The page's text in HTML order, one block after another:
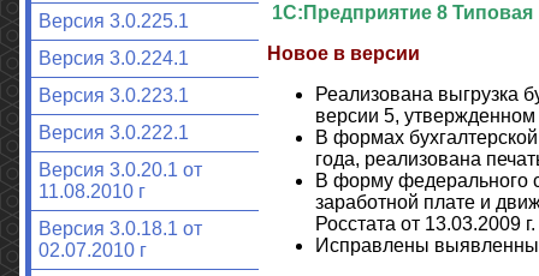
Версия 3.0.225.1
Версия 3.0.224.1
Версия 3.0.223.1
Версия 3.0.222.1
Версия 3.0.20.1 от
11.08.2010 г
Версия 3.0.18.1 от
02.07.2010 г
1С:Предприятие 8
Новое в версии
Реализована выгрузка
версии 5,
В формах
года, реализована
В форму федерального
заработной плате и
Росстата от 13.03.2009
Исправлены